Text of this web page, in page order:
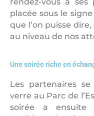
rendez-vous à
placée sous le
que l’on puisse
au niveau de nos
Une soirée riche en
Les partenaires
verre au Parc de
soirée a